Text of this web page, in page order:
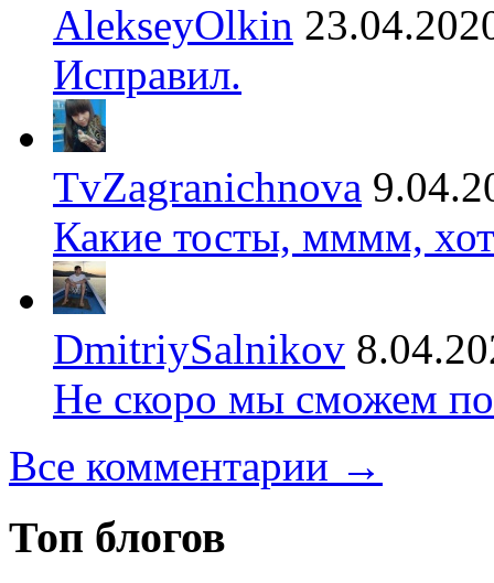
AlekseyOlkin
Исправил.
TvZagranichnova
Какие тосты, мммм,
DmitriySalnikov
Не скоро мы сможем
Все комментарии →
Топ блогов